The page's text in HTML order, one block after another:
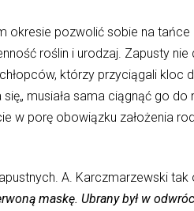
okresie pozwolić sobie na tańce
roślin i urodzaj. Zapusty nie
którzy przyciągali kloc
musiała sama ciągnąć go do
w porę obowiązku założenia
A. Karczmarzewski tak
maskę. Ubrany był w